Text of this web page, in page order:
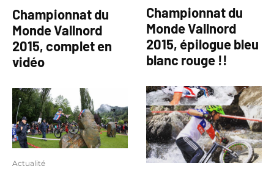
Championnat du
Monde Vallnord
2015, complet en
vidéo
Actualité
Championnat du
Monde Vallnord
2015, épilogue bleu
blanc rouge !!